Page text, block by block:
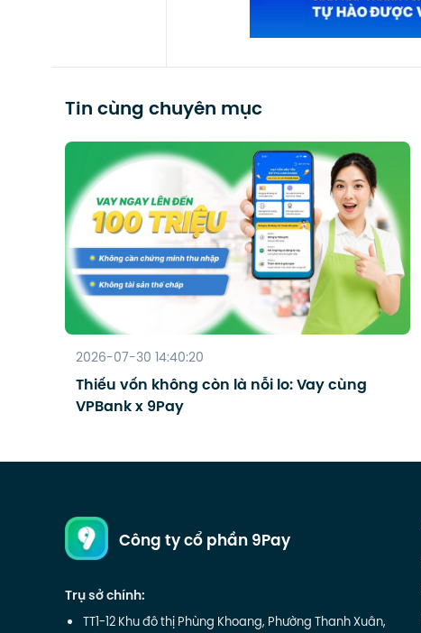
Tin cùng chuyên mục
2026-07-30 14:40:20
Thiếu vốn không còn là nỗi lo: Vay cùng
VPBank x 9Pay
Công ty cổ phần 9Pay
Trụ sở chính:
TT1-12 Khu đô thị Phùng Khoang, Phường Thanh Xuân,